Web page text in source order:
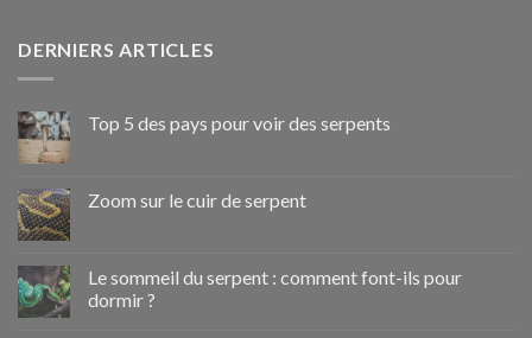
DERNIERS ARTICLES
Top 5 des pays pour voir des serpents
Zoom sur le cuir de serpent
Le sommeil du serpent : comment font-ils pour
dormir ?